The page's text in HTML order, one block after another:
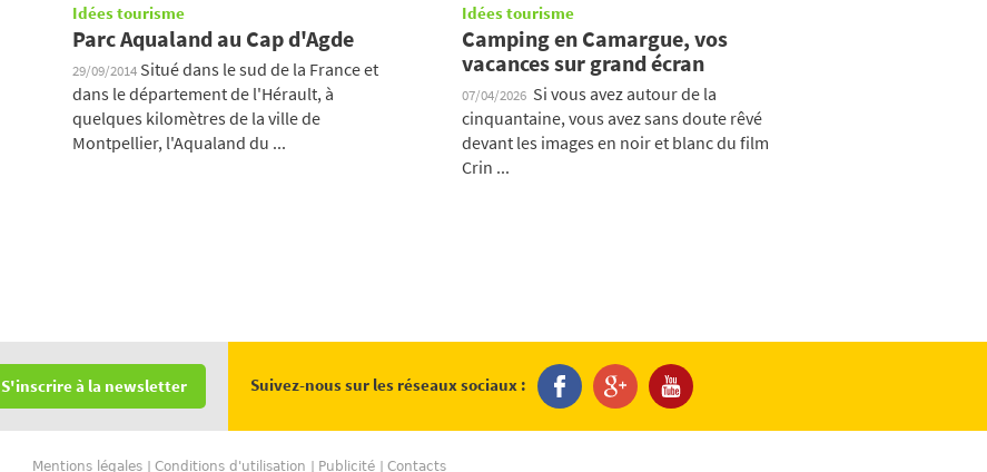
Idées tourisme
Parc Aqualand au Cap d'Agde
29/09/2014 Situé dans le sud de la France et
dans le département de l'Hérault, à
quelques kilomètres de la ville de
Montpellier, l'Aqualand du ...
Idées tourisme
Camping en Camargue, vos
vacances sur grand écran
07/04/2026 Si vous avez autour de la
cinquantaine, vous avez sans doute rêvé
devant les images en noir et blanc du film
Crin ...
S'inscrire à la newsletter Suivez-nous sur les réseaux sociaux :
Mentions légales Conditions d'utilisation Publicité Contacts